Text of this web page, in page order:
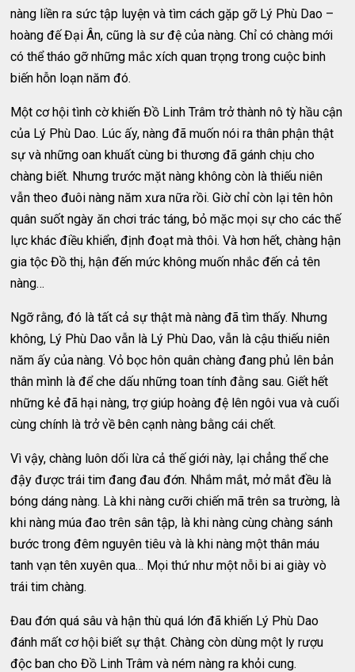
nàng liền ra sức tập luyện và tìm cách gặp gỡ Lý Phù Dao –
hoàng đế Đại Ân, cũng là sư đệ của nàng. Chỉ có chàng mới
có thể tháo gỡ những mắc xích quan trọng trong cuộc binh
biến hỗn loạn năm đó.
Một cơ hội tình cờ khiến Đồ Linh Trâm trở thành nô tỳ hầu cận
của Lý Phù Dao. Lúc ấy, nàng đã muốn nói ra thân phận thật
sự và những oan khuất cùng bi thương đã gánh chịu cho
chàng biết. Nhưng trước mặt nàng không còn là thiếu niên
vẫn theo đuôi nàng năm xưa nữa rồi. Giờ chỉ còn lại tên hôn
quân suốt ngày ăn chơi trác táng, bỏ mặc mọi sự cho các thế
lực khác điều khiển, định đoạt mà thôi. Và hơn hết, chàng hận
gia tộc Đồ thị, hận đến mức không muốn nhắc đến cả tên
nàng…
Ngỡ rằng, đó là tất cả sự thật mà nàng đã tìm thấy. Nhưng
không, Lý Phù Dao vẫn là Lý Phù Dao, vẫn là cậu thiếu niên
năm ấy của nàng. Vỏ bọc hôn quân chàng đang phủ lên bản
thân mình là để che dấu những toan tính đằng sau. Giết hết
những kẻ đã hại nàng, trợ giúp hoàng đệ lên ngôi vua và cuối
cùng chính là trở về bên cạnh nàng bằng cái chết.
Vì vậy, chàng luôn dối lừa cả thế giới này, lại chẳng thể che
đậy được trái tim đang đau đớn. Nhắm mắt, mở mắt đều là
bóng dáng nàng. Là khi nàng cưỡi chiến mã trên sa trường, là
khi nàng múa đao trên sân tập, là khi nàng cùng chàng sánh
bước trong đêm nguyên tiêu và là khi nàng một thân máu
tanh vạn tên xuyên qua… Mọi thứ như một nỗi bi ai giày vò
trái tim chàng.
Đau đớn quá sâu và hận thù quá lớn đã khiến Lý Phù Dao
đánh mất cơ hội biết sự thật. Chàng còn dùng một ly rượu
độc ban cho Đồ Linh Trâm và ném nàng ra khỏi cung.